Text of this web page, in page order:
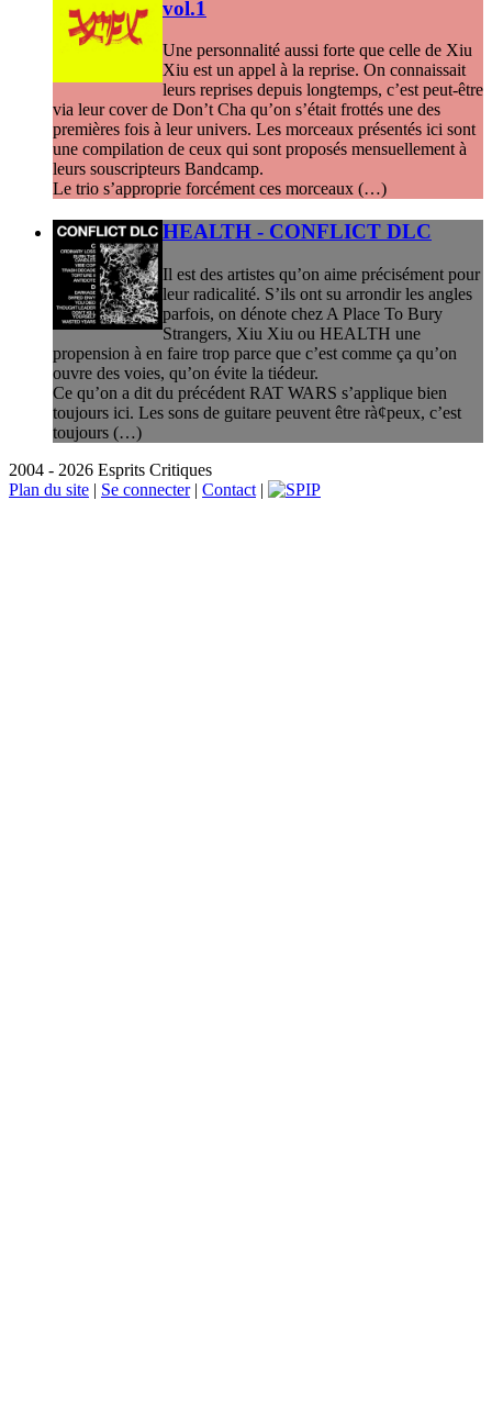
vol.1
Une personnalité aussi forte que celle de Xiu
Xiu est un appel à la reprise. On connaissait
leurs reprises depuis longtemps, c’est peut-être
via leur cover de Don’t Cha qu’on s’était frottés une des
premières fois à leur univers. Les morceaux présentés ici sont
une compilation de ceux qui sont proposés mensuellement à
leurs souscripteurs Bandcamp.
Le trio s’approprie forcément ces morceaux (…)
HEALTH - CONFLICT DLC
Il est des artistes qu’on aime précisément pour
leur radicalité. S’ils ont su arrondir les angles
parfois, on dénote chez A Place To Bury
Strangers, Xiu Xiu ou HEALTH une
propension à en faire trop parce que c’est comme ça qu’on
ouvre des voies, qu’on évite la tiédeur.
Ce qu’on a dit du précédent RAT WARS s’applique bien
toujours ici. Les sons de guitare peuvent être rà¢peux, c’est
toujours (…)
2004 - 2026 Esprits Critiques
Plan du site | Se connecter| Contact |